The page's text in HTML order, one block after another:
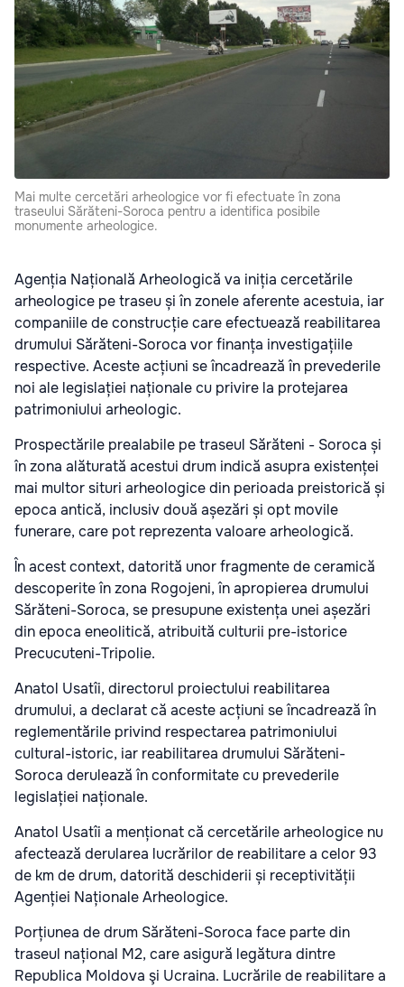
Mai multe cercetări arheologice vor fi efectuate în zona
traseului Sărăteni-Soroca pentru a identifica posibile
monumente arheologice.
Agenția Națională Arheologică va iniția cercetările
arheologice pe traseu și în zonele aferente acestuia, iar
companiile de construcție care efectuează reabilitarea
drumului Sărăteni-Soroca vor finanța investigațiile
respective. Aceste acțiuni se încadrează în prevederile
noi ale legislației naționale cu privire la protejarea
patrimoniului arheologic.
Prospectările prealabile pe traseul Sărăteni - Soroca și
în zona alăturată acestui drum indică asupra existenței
mai multor situri arheologice din perioada preistorică și
epoca antică, inclusiv două așezări și opt movile
funerare, care pot reprezenta valoare arheologică.
În acest context, datorită unor fragmente de ceramică
descoperite în zona Rogojeni, în apropierea drumului
Sărăteni-Soroca, se presupune existența unei așezări
din epoca eneolitică, atribuită culturii pre-istorice
Precucuteni-Tripolie.
Anatol Usatîi, directorul proiectului reabilitarea
drumului, a declarat că aceste acțiuni se încadrează în
reglementările privind respectarea patrimoniului
cultural-istoric, iar reabilitarea drumului Sărăteni-
Soroca derulează în conformitate cu prevederile
legislației naționale.
Anatol Usatîi a menționat că cercetările arheologice nu
afectează derularea lucrărilor de reabilitare a celor 93
de km de drum, datorită deschiderii și receptivității
Agenției Naționale Arheologice.
Porțiunea de drum Sărăteni-Soroca face parte din
traseul național M2, care asigură legătura dintre
Republica Moldova şi Ucraina. Lucrările de reabilitare a